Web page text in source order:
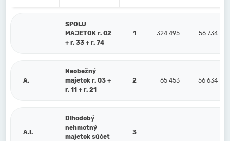
SPOLU
MAJETOK r. 02
+ r. 33 + r. 74
1 324 495 56 734
A.
Neobežný
majetok r. 03 +
r. 11 + r. 21
2 65 453 56 634
A.I.
Dlhodobý
nehmotný
majetok súčet
3